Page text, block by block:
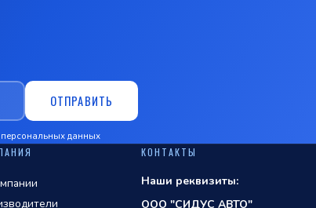
ОТПРАВИТЬ
данных
КОНТАКТЫ
Наши реквизиты:
ООО "СИДУС АВТО"